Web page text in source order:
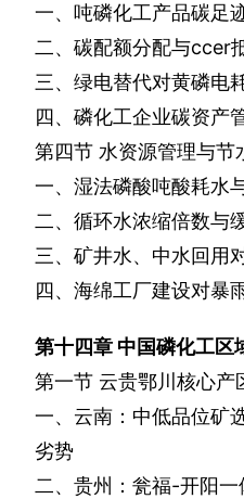
一、吨磷化工产品碳足
二、碳配额分配与ccer
三、绿电替代对黄磷电
四、磷化工企业碳资产
第四节 水资源管理与节
一、湿法磷酸吨酸耗水
二、循环水浓缩倍数与
三、矿井水、中水回用
四、海绵工厂建设对暴
第十四章 中国磷化工区
第一节 云贵鄂川核心产
一、云南：中低品位矿
劣势
二、贵州：瓮福-开阳一